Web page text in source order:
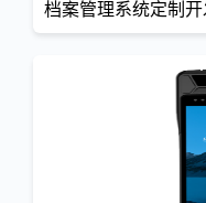
档案管理系统定制开